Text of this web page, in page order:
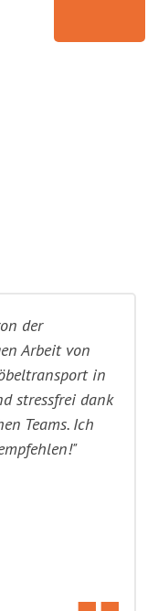
der
Arbeit von
in
stressfrei dank
Teams. Ich